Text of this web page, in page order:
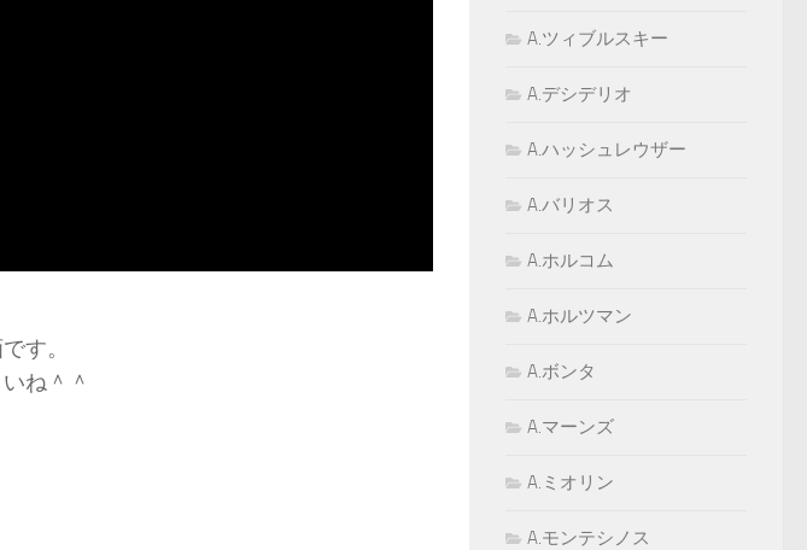
す。
ね＾＾
A.ツィブルスキー
A.デシデリオ
A.ハッシュレウザー
A.バリオス
A.ホルコム
A.ホルツマン
A.ボンタ
A.マーンズ
A.ミオリン
A.モンテシノス